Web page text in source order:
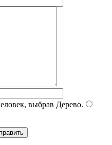
выбрав Дерево.